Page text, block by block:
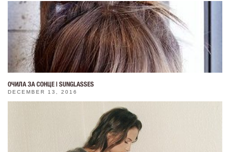
ОЧИЛА ЗА СОНЦЕ | SUNGLASSES
DECEMBER 13, 2016